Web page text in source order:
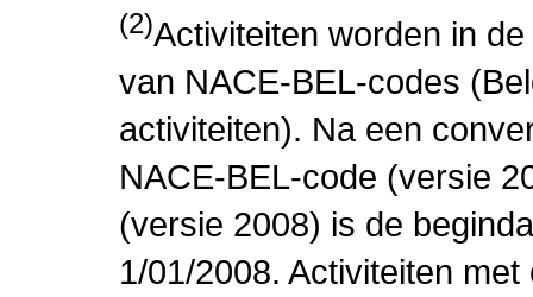
(2)Activiteiten worden in
van NACE-BEL-codes
activiteiten). Na een
NACE-BEL-code (versie
(versie 2008) is de
1/01/2008. Activiteiten